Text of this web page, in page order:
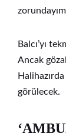
Balcı’yı
Ancak
görülecek.